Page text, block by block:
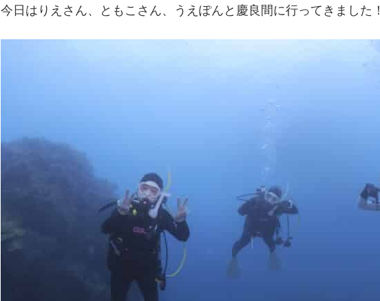
今日はりえさん、ともこさん、うえぽんと慶良間に行ってきました！